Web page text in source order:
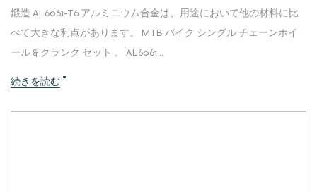
鍛造 AL6061-T6 アルミニウム合金は、用途において他の材料に比
べて大きな利点があります。 MTB バイク シングル チェーンホイ
ール & クランク セット 。 AL6061...
続きを読む